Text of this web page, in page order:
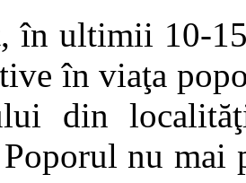
în ultimii 10-
în viaţa
din
Poporul nu